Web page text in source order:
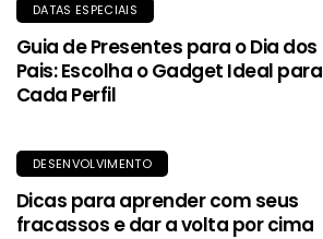
DATAS ESPECIAIS
Guia de Presentes para o Dia dos
Pais: Escolha o Gadget Ideal para
Cada Perfil
DESENVOLVIMENTO
Dicas para aprender com seus
fracassos e dar a volta por cima